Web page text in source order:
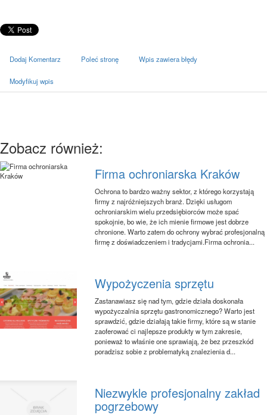
Dodaj Komentarz Poleć stronę Wpis zawiera błędy
Modyfikuj wpis
Zobacz również:
Firma ochroniarska Kraków
Ochrona to bardzo ważny sektor, z którego korzystają
firmy z najróżniejszych branż. Dzięki usługom
ochroniarskim wielu przedsiębiorców może spać
spokojnie, bo wie, że ich mienie firmowe jest dobrze
chronione. Warto zatem do ochrony wybrać profesjonalną
firmę z doświadczeniem i tradycjami.Firma ochronia...
Wypożyczenia sprzętu
Zastanawiasz się nad tym, gdzie działa doskonała
wypożyczalnia sprzętu gastronomicznego? Warto jest
sprawdzić, gdzie działają takie firmy, które są w stanie
zaoferować ci najlepsze produkty w tym zakresie,
ponieważ to właśnie one sprawiają, że bez przeszkód
poradzisz sobie z problematyką znalezienia d...
Niezwykle profesjonalny zakład
pogrzebowy